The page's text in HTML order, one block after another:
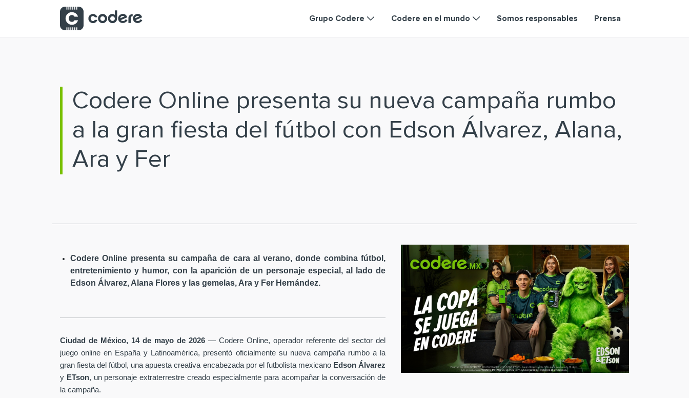
Saltar al contenido principal
Grupo Codere Codere en el mundo Somos responsables Prensa
Codere Online presenta su nueva campaña rumbo
a la gran fiesta del fútbol con Edson Álvarez, Alana,
Ara y Fer
Codere Online presenta su campaña de cara al verano, donde combina fútbol,
entretenimiento y humor, con la aparición de un personaje especial, al lado de
Edson Álvarez, Alana Flores y las gemelas, Ara y Fer Hernández.
Ciudad de México, 14 de mayo de 2026 — Codere Online, operador referente del sector del
juego online en España y Latinoamérica, presentó oficialmente su nueva campaña rumbo a la
gran fiesta del fútbol, una apuesta creativa encabezada por el futbolista mexicano Edson Álvarez
y ETson, un personaje extraterrestre creado especialmente para acompañar la conversación de
la campaña.